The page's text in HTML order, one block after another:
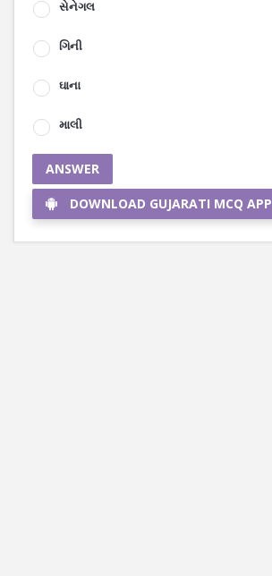
સેનેગલ
ગિની
ઘાના
માલી
ANSWER
DOWNLOAD GUJARATI MCQ APP